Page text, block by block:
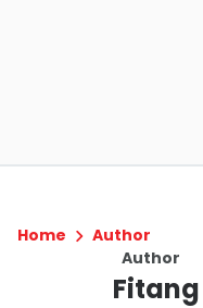
Home
Author
Author